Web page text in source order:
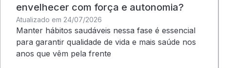
envelhecer com força e autonomia?
Atualizado em 24/07/2026
Manter hábitos saudáveis nessa fase é essencial
para garantir qualidade de vida e mais saúde nos
anos que vêm pela frente